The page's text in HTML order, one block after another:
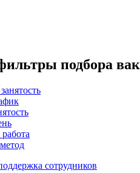
подбора
сотрудников